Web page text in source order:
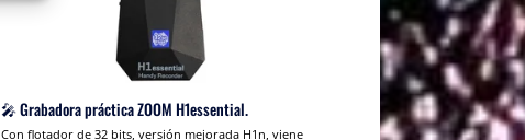
🎤 Grabadora práctica ZOOM H1essential.
Con flotador de 32 bits, versión mejorada H1n, viene